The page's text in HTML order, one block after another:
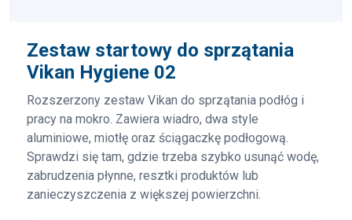
Zestaw startowy do sprzątania
Vikan Hygiene 02
Rozszerzony zestaw Vikan do sprzątania podłóg i
pracy na mokro. Zawiera wiadro, dwa style
aluminiowe, miotłę oraz ściągaczkę podłogową.
Sprawdzi się tam, gdzie trzeba szybko usunąć wodę,
zabrudzenia płynne, resztki produktów lub
zanieczyszczenia z większej powierzchni.